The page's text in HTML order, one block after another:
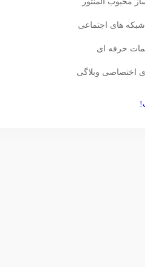
شبکه های اجتماعی
حرفه ای
اختصاصی وبلاگی